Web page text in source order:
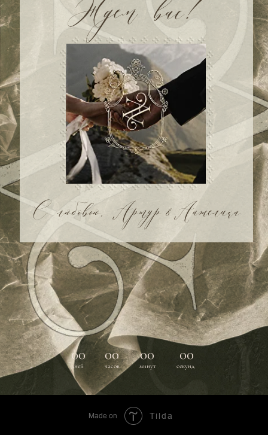
дней
00 00
минут
00
часов
Made on Tilda